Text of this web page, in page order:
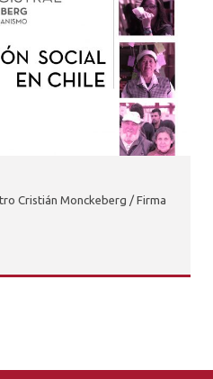
Cristián Monckeberg / Firma